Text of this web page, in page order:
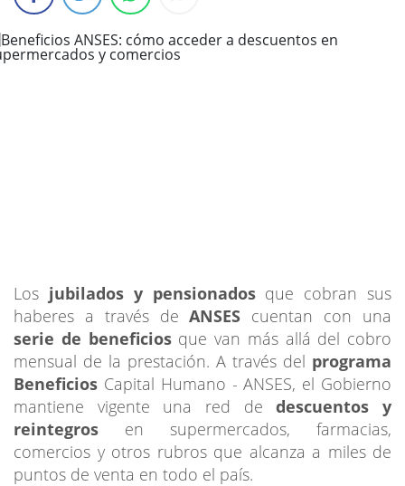
Los jubilados y pensionadosque cobran sus
haberes a través deANSES cuentan con una
serie de beneficiosque van más allá del cobro
mensual de la prestación. A través del programa
Beneficios Capital Humano - ANSES, el Gobierno
mantiene vigente una red dedescuentos y
reintegros en supermercados, farmacias,
comercios y otros rubros que alcanza a miles de
puntos de venta en todo el país.